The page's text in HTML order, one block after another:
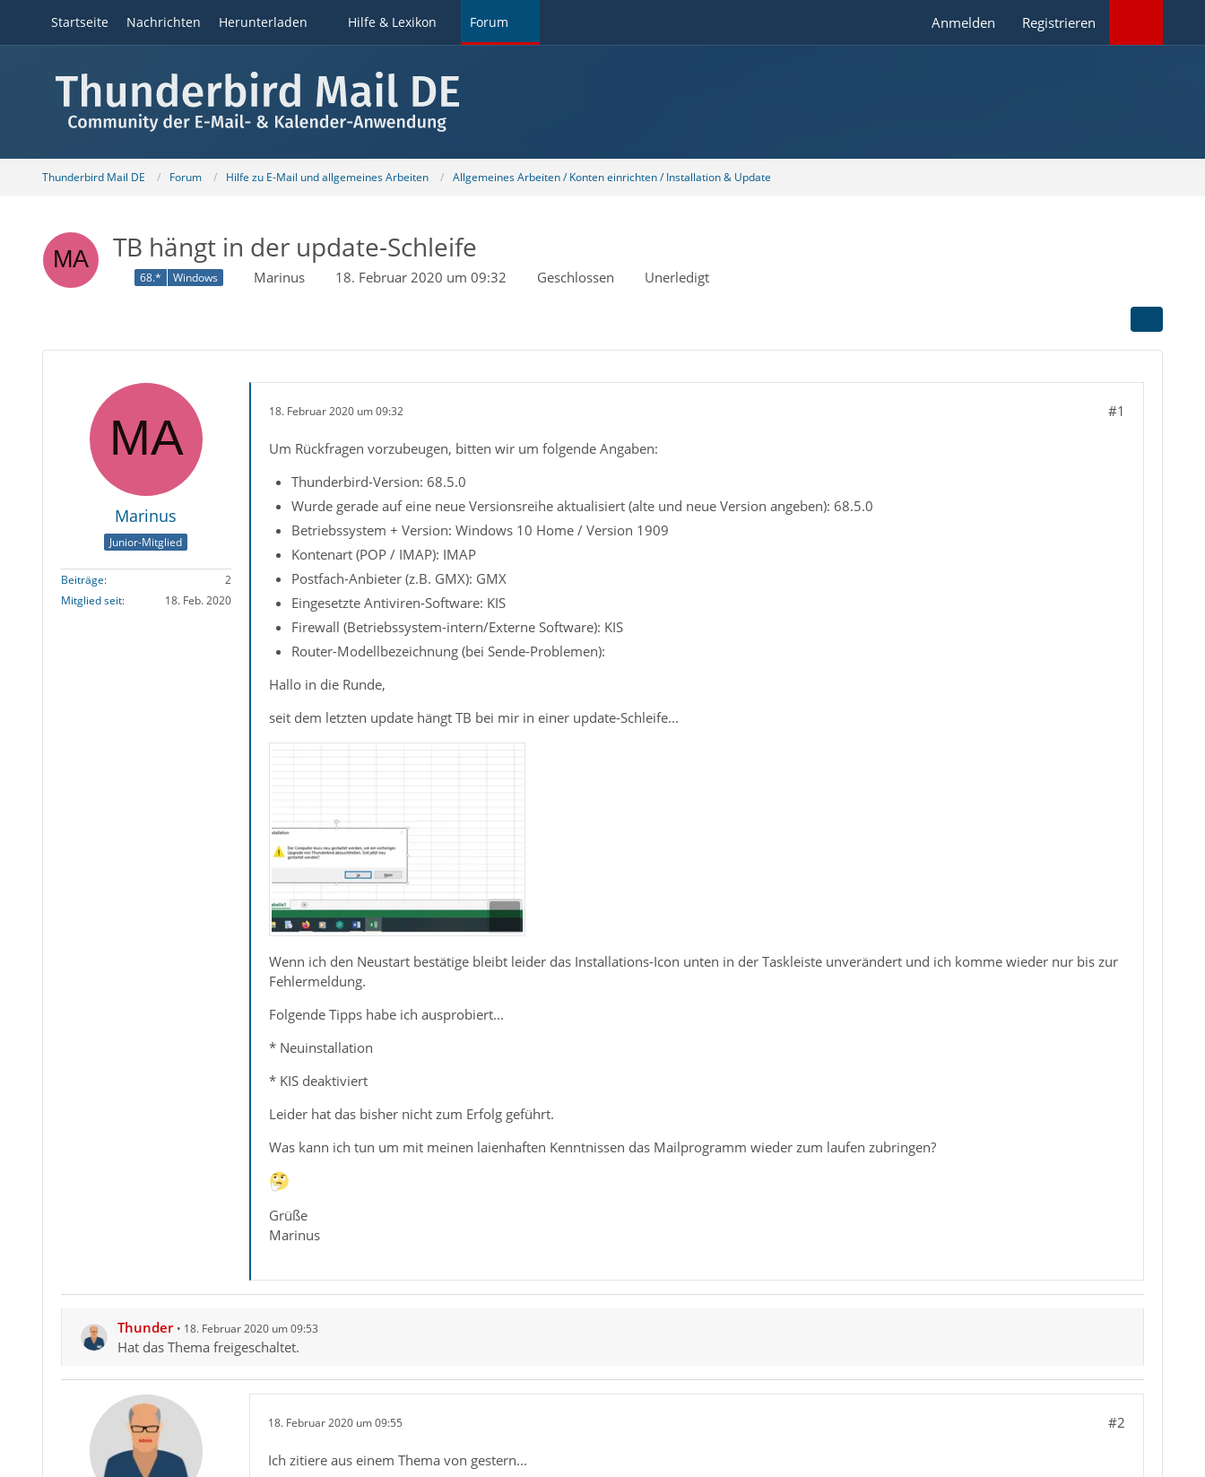
Startseite Nachrichten Herunterladen Hilfe & Lexikon Forum Anmelden Registrieren
Thunderbird Mail DE Forum Hilfe zu E-Mail und allgemeines Arbeiten Allgemeines Arbeiten / Konten einrichten / Installation & Update
TB hängt in der update-Schleife
68.* Windows Marinus 18. Februar 2020 um 09:32 Geschlossen Unerledigt
Marinus
Junior-Mitglied
Beiträge
2
Mitglied seit
18. Feb. 2020
18. Februar 2020 um 09:32 #1
Um Rückfragen vorzubeugen, bitten wir um folgende Angaben:
Thunderbird-Version: 68.5.0
Wurde gerade auf eine neue Versionsreihe aktualisiert (alte und neue Version angeben): 68.5.0
Betriebssystem + Version: Windows 10 Home / Version 1909
Kontenart (POP / IMAP): IMAP
Postfach-Anbieter (z.B. GMX): GMX
Eingesetzte Antiviren-Software: KIS
Firewall (Betriebssystem-intern/Externe Software): KIS
Router-Modellbezeichnung (bei Sende-Problemen):
Hallo in die Runde,
seit dem letzten update hängt TB bei mir in einer update-Schleife...
Wenn ich den Neustart bestätige bleibt leider das Installations-Icon unten in der Taskleiste unverändert und ich komme wieder nur bis zur
Fehlermeldung.
Folgende Tipps habe ich ausprobiert...
* Neuinstallation
* KIS deaktiviert
Leider hat das bisher nicht zum Erfolg geführt.
Was kann ich tun um mit meinen laienhaften Kenntnissen das Mailprogramm wieder zum laufen zubringen?
Grüße
Marinus
Thunder 18. Februar 2020 um 09:53
Hat das Thema freigeschaltet.
18. Februar 2020 um 09:55 #2
Ich zitiere aus einem Thema von gestern...